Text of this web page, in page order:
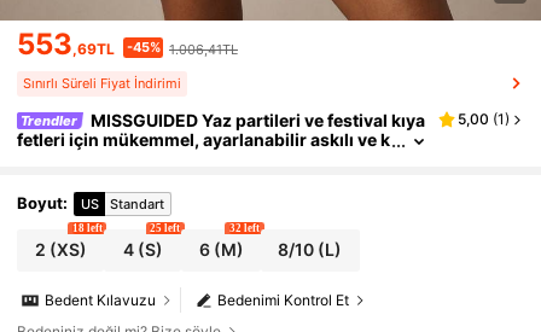
553,69TL -45% 1.006,41TL
Sınırlı Süreli Fiyat İndirimi
Trendler
MISSGUIDED Yaz partileri ve festival kıya
fetleri için mükemmel, ayarlanabilir askılı ve k
5,00 (1)
Boyut: US Standart
2 (XS)
18 left
4(S)
25 left
6(M)
32 left
8/10 (L)
Bedenimi Kontrol Et
Bedent Kılavuzu